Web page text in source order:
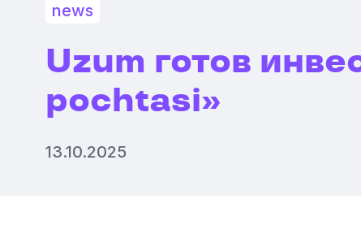
news
Uzum готов
pochtasi»
13.10.2025